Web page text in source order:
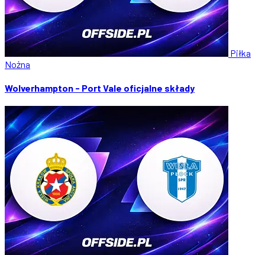
Piłka
Nożna
Wolverhampton - Port Vale oficjalne składy